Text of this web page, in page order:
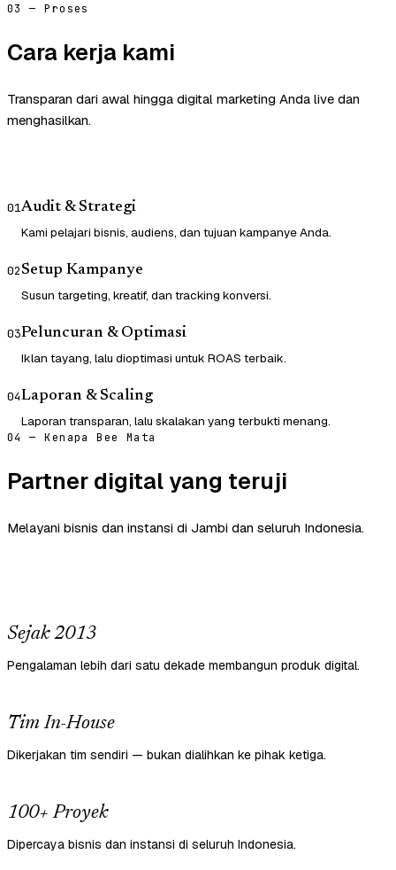
03 — Proses
Cara kerja kami
Transparan dari awal hingga digital marketing Anda live dan
menghasilkan.
01Audit & Strategi
Kami pelajari bisnis, audiens, dan tujuan kampanye Anda.
02Setup Kampanye
Susun targeting, kreatif, dan tracking konversi.
03Peluncuran & Optimasi
Iklan tayang, lalu dioptimasi untuk ROAS terbaik.
04Laporan & Scaling
Laporan transparan, lalu skalakan yang terbukti menang.
04 — Kenapa Bee Mata
Partner digital yang teruji
Melayani bisnis dan instansi di Jambi dan seluruh Indonesia.
Sejak 2013
Pengalaman lebih dari satu dekade membangun produk digital.
Tim In-House
Dikerjakan tim sendiri — bukan dialihkan ke pihak ketiga.
100+ Proyek
Dipercaya bisnis dan instansi di seluruh Indonesia.